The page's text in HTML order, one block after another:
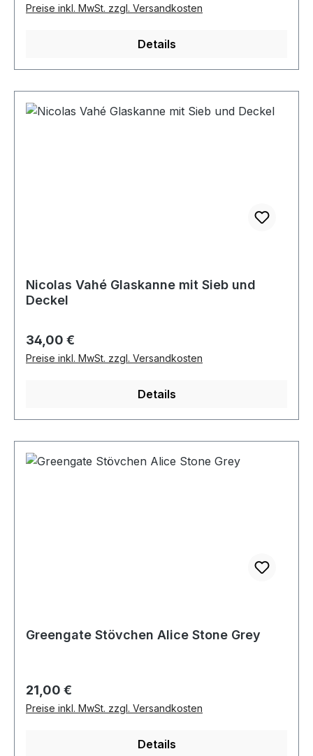
Preise inkl. MwSt. zzgl. Versandkosten
Details
Nicolas Vahé Glaskanne mit Sieb und
Deckel
Regulärer Preis:
34,00 €
Preise inkl. MwSt. zzgl. Versandkosten
Details
Greengate Stövchen Alice Stone Grey
Regulärer Preis:
21,00 €
Preise inkl. MwSt. zzgl. Versandkosten
Details